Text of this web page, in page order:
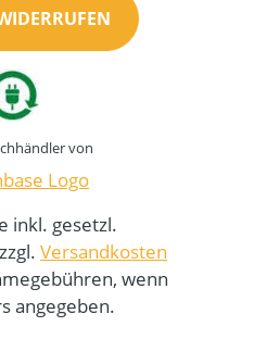
von
inkl. gesetzl.
Versandkosten
wenn
angegeben.